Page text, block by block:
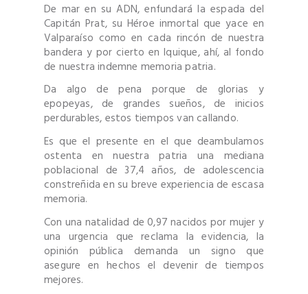
De mar en su ADN, enfundará la espada del
Capitán Prat, su Héroe inmortal que yace en
Valparaíso como en cada rincón de nuestra
bandera y por cierto en Iquique, ahí, al fondo
de nuestra indemne memoria patria.
Da algo de pena porque de glorias y
epopeyas, de grandes sueños, de inicios
perdurables, estos tiempos van callando.
Es que el presente en el que deambulamos
ostenta en nuestra patria una mediana
poblacional de 37,4 años, de adolescencia
constreñida en su breve experiencia de escasa
memoria.
Con una natalidad de 0,97 nacidos por mujer y
una urgencia que reclama la evidencia, la
opinión pública demanda un signo que
asegure en hechos el devenir de tiempos
mejores.